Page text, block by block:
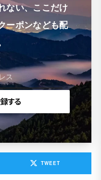
ない、ここだけ
ーポンなども配
TWEET